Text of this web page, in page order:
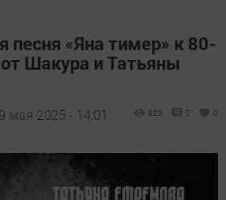
песня «Яна тимер» к 80-
Шакура и Татьяны
9 мая 2025 - 14:01 923 0 0